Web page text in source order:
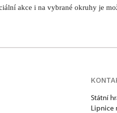
akce i na vybrané okruhy je
Státní
Lipnice